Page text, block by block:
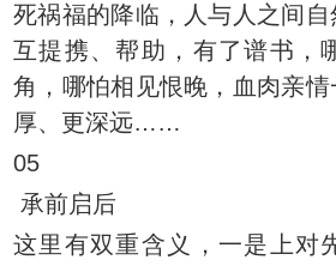
死祸福的降临，人与人之间
互提携、帮助，有了谱书，
角，哪怕相见恨晚，血肉亲
厚、更深远……
05
承前启后
这里有双重含义，一是上对